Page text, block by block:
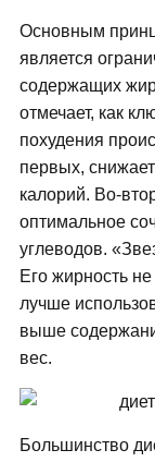
Основным
является
содержащих
отмечает, как
похудения
первых,
калорий. Во-
оптимальное
углеводов.
Его жирность
лучше
выше
вес.
Большинство